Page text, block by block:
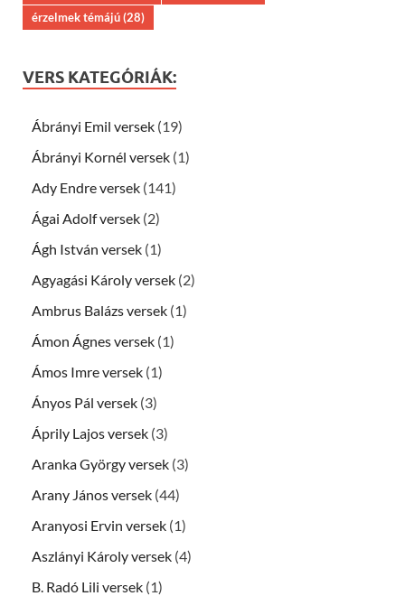
érzelmek témájú(28)
VERS KATEGÓRIÁK:
Ábrányi Emil versek (19)
Ábrányi Kornél versek (1)
Ady Endre versek (141)
Ágai Adolf versek (2)
Ágh István versek (1)
Agyagási Károly versek (2)
Ambrus Balázs versek (1)
Ámon Ágnes versek (1)
Ámos Imre versek (1)
Ányos Pál versek (3)
Áprily Lajos versek (3)
Aranka György versek (3)
Arany János versek (44)
Aranyosi Ervin versek (1)
Aszlányi Károly versek (4)
B. Radó Lili versek (1)